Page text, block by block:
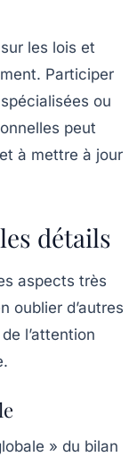
les lois et
Participer
ou
peut
à mettre à jour
détails
aspects très
oublier d’autres
l’attention
» du bilan